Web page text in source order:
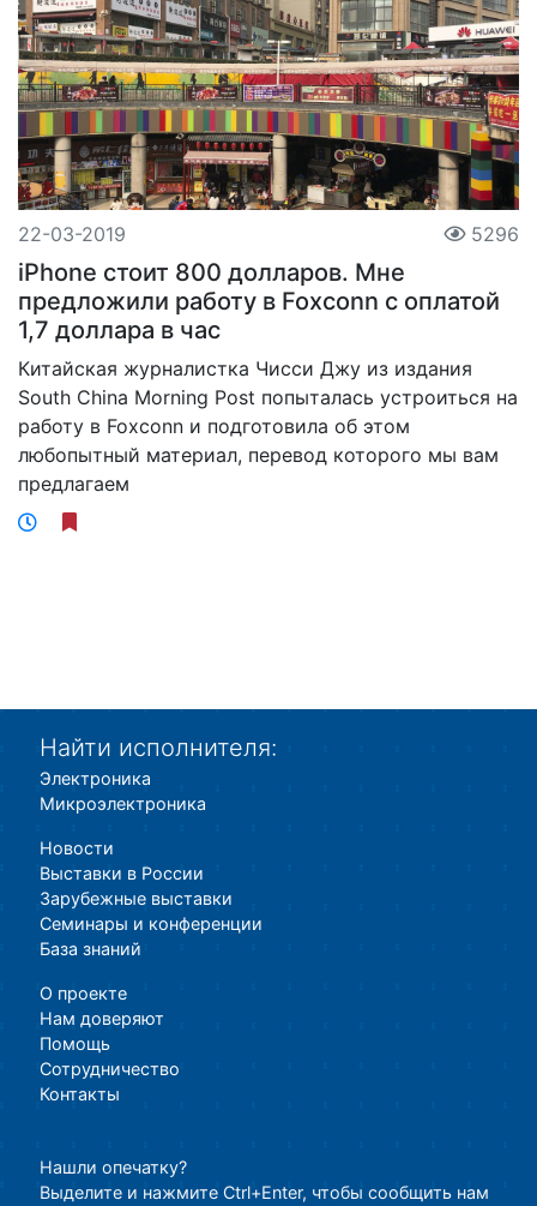
22-03-2019 5296
iPhone стоит 800 долларов. Мне
предложили работу в Foxconn с оплатой
1,7 доллара в час
Китайская журналистка Чисси Джу из издания
South China Morning Post попыталась устроиться на
работу в Foxconn и подготовила об этом
любопытный материал, перевод которого мы вам
предлагаем
Найти исполнителя:
Электроника
Микроэлектроника
Новости
Выставки в России
Зарубежные выставки
Семинары и конференции
База знаний
О проекте
Нам доверяют
Помощь
Сотрудничество
Контакты
Нашли опечатку?
Выделите и нажмите Ctrl+Enter, чтобы сообщить нам